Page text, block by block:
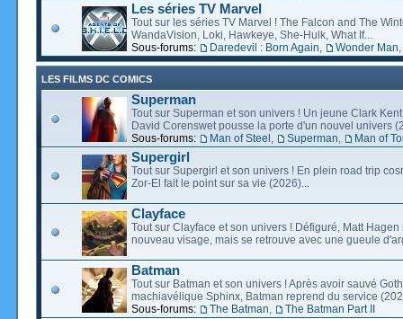
Les séries TV Marvel
Tout sur les séries TV Marvel ! The Falcon and The
WandaVision, Loki, Hawkeye, She-Hulk, What If...
Sous-forums:
Daredevil : Born Again Wonder Man
LES FILMS DC COMICS
Superman
Tout sur Superman et son univers ! Un jeune Clark
David Corenswet pousse la porte d'un nouvel univers
Sous-forums:
Man of Steel Superman Man of
Supergirl
Tout sur Supergirl et son univers ! En plein road trip
Zor-El fait le point sur sa vie (2026)...
Clayface
Tout sur Clayface et son univers ! Défiguré, Matt Hagen
nouveau visage, mais se retrouve avec une gueule
Batman
Tout sur Batman et son univers ! Après avoir sauvé
machiavélique Sphinx, Batman reprend du service
Sous-forums:
The Batman The Batman Part II